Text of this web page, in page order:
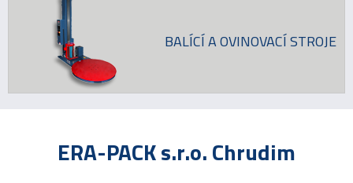
BALÍCÍ A OVINOVACÍ STROJE
ERA-PACK s.r.o. Chrudim